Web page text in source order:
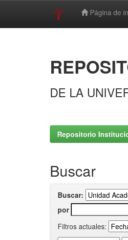
Página de
DE LA
Repositorio
Buscar
Buscar:
por
Filtros actuales: